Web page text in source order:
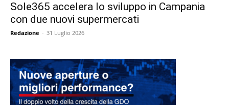
Sole365 accelera lo sviluppo in Campania
con due nuovi supermercati
Redazione - 31 Luglio 2026